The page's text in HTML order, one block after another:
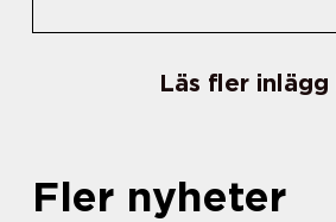
Läs fler inlägg
Fler nyheter